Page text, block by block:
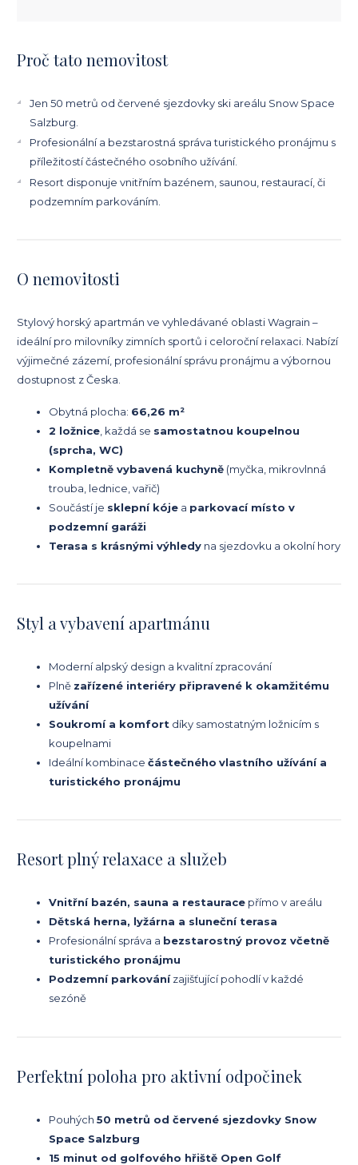
Proč tato nemovitost
Jen 50 metrů od červené sjezdovky ski areálu Snow Space
Salzburg.
Profesionální a bezstarostná správa turistického pronájmu s
příležitostí částečného osobního užívání.
Resort disponuje vnitřním bazénem, saunou, restaurací, či
podzemním parkováním.
O nemovitosti
Stylový horský apartmán ve vyhledávané oblasti Wagrain –
ideální pro milovníky zimních sportů i celoroční relaxaci. Nabízí
výjimečné zázemí, profesionální správu pronájmu a výbornou
dostupnost z Česka.
Obytná plocha: 66,26 m²
2 ložnice , každá se samostatnou koupelnou
(sprcha, WC)
Kompletně vybavená kuchyně (myčka, mikrovlnná
trouba, lednice, vařič)
Součástí je sklepní kóje a parkovací místo v
podzemní garáži
Terasa s krásnými výhledy na sjezdovku a okolní hory
Styl a vybavení apartmánu
Moderní alpský design a kvalitní zpracování
Plně zařízené interiéry připravené k okamžitému
užívání
Soukromí a komfort díky samostatným ložnicím s
koupelnami
Ideální kombinace částečného vlastního užívání a
turistického pronájmu
Resort plný relaxace a služeb
Vnitřní bazén, sauna a restaurace přímo v areálu
Dětská herna, lyžárna a sluneční terasa
Profesionální správa a bezstarostný provoz včetně
turistického pronájmu
Podzemní parkovánízajišťující pohodlí v každé
sezóně
Perfektní poloha pro aktivní odpočinek
Pouhých 50 metrů od červené sjezdovky Snow
Space Salzburg
15 minut od golfového hřiště Open Golf